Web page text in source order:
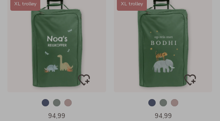
XL trolley
94,99
XL trolley
94,99